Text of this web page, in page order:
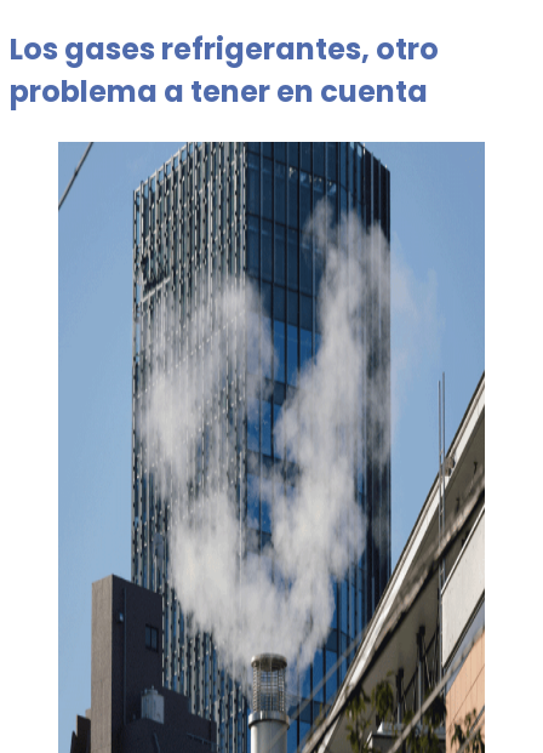
Los gases refrigerantes, otro
problema a tener en cuenta